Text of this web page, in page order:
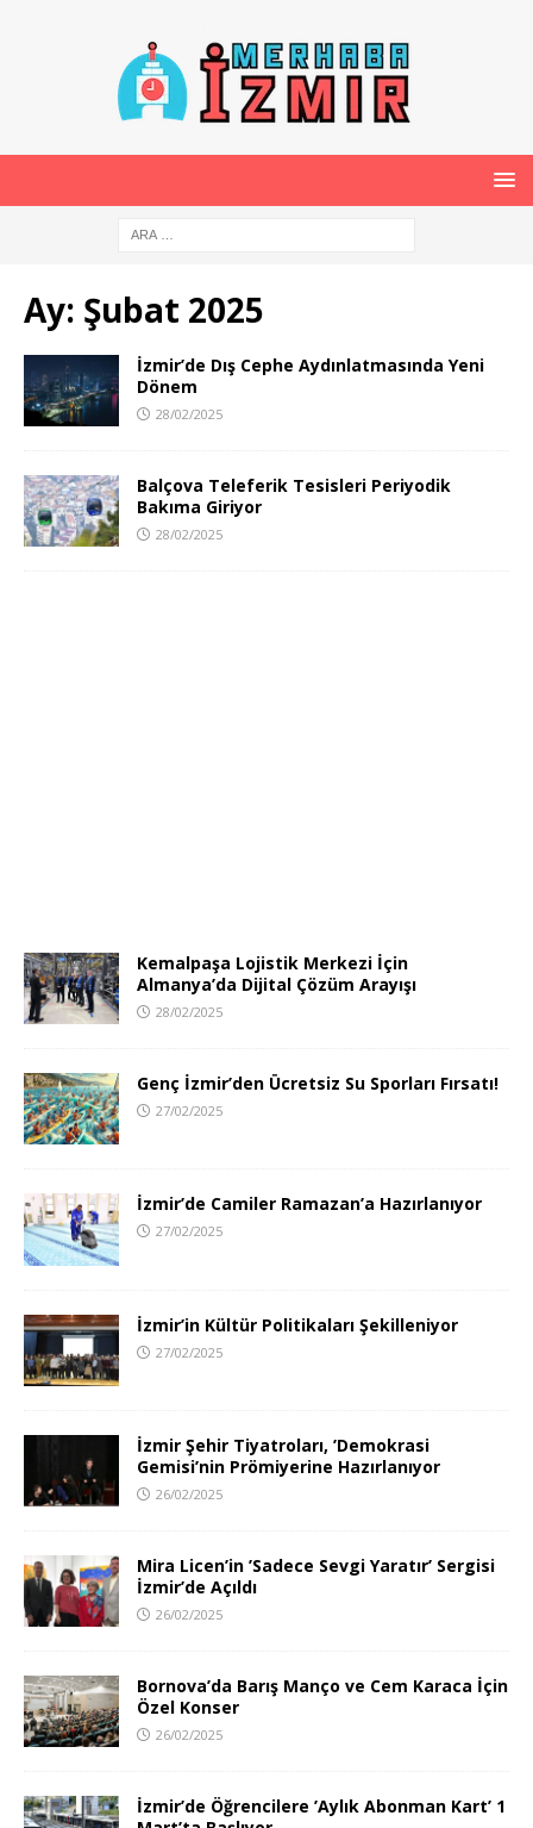
Ay: Şubat 2025
İzmir’de Dış Cephe Aydınlatmasında Yeni
Dönem
28/02/2025
Balçova Teleferik Tesisleri Periyodik
Bakıma Giriyor
28/02/2025
Kemalpaşa Lojistik Merkezi İçin
Almanya’da Dijital Çözüm Arayışı
28/02/2025
Genç İzmir’den Ücretsiz Su Sporları Fırsatı!
27/02/2025
İzmir’de Camiler Ramazan’a Hazırlanıyor
27/02/2025
İzmir’in Kültür Politikaları Şekilleniyor
27/02/2025
İzmir Şehir Tiyatroları, ’Demokrasi
Gemisi’nin Prömiyerine Hazırlanıyor
26/02/2025
Mira Licen’in ’Sadece Sevgi Yaratır’ Sergisi
İzmir’de Açıldı
26/02/2025
Bornova’da Barış Manço ve Cem Karaca İçin
Özel Konser
26/02/2025
İzmir’de Öğrencilere ’Aylık Abonman Kart’ 1